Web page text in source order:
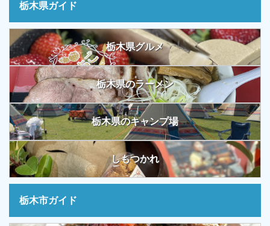
栃木県ガイド
栃木県グルメ
栃木県のラーメン
栃木県のキャンプ場
しもつかれ
栃木市ガイド